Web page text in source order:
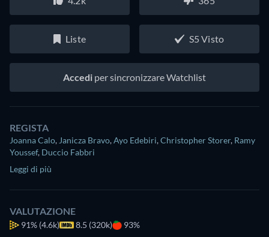
Liste S5 Visto
Accedi per sincronizzare Watchlist
REGISTA
Joanna Calo, Janicza Bravo,Ayo Edebiri,Christopher Storer, Ramy
Youssef, Duccio Fabbri
Leggi di più
VALUTAZIONE
91% (4.6k) 8.5 (320k) 93%